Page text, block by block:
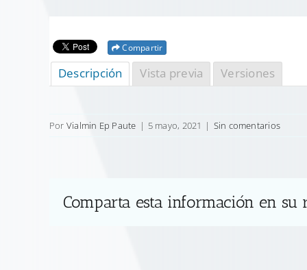
Compartir
Descripción Vista previa Versiones
Por Vialmin Ep Paute | 5 mayo, 2021 | Sin comentarios
Comparta esta información en su